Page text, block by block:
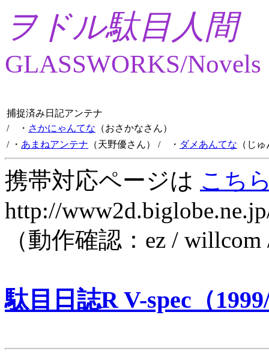
ヲドル駄目人間
GLASSWORKS/Novels
捕捉済み日記アンテナ
/ ・ さかにゃんてな （おさかなさん）
/ ・ あまねアンテナ （天野優さん） / ・ ダメあんてな （じ
携帯対応ページは こち
http://
（動作確認：ez /
駄目日誌R V-spec（